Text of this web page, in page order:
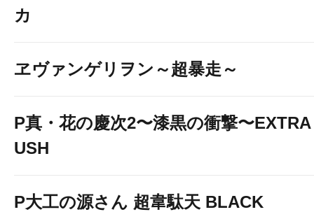
カ
ヱヴァンゲリヲン～超暴走～
P真・花の慶次2〜漆黒の衝撃〜EXTRA
USH
P大工の源さん 超韋駄天 BLACK